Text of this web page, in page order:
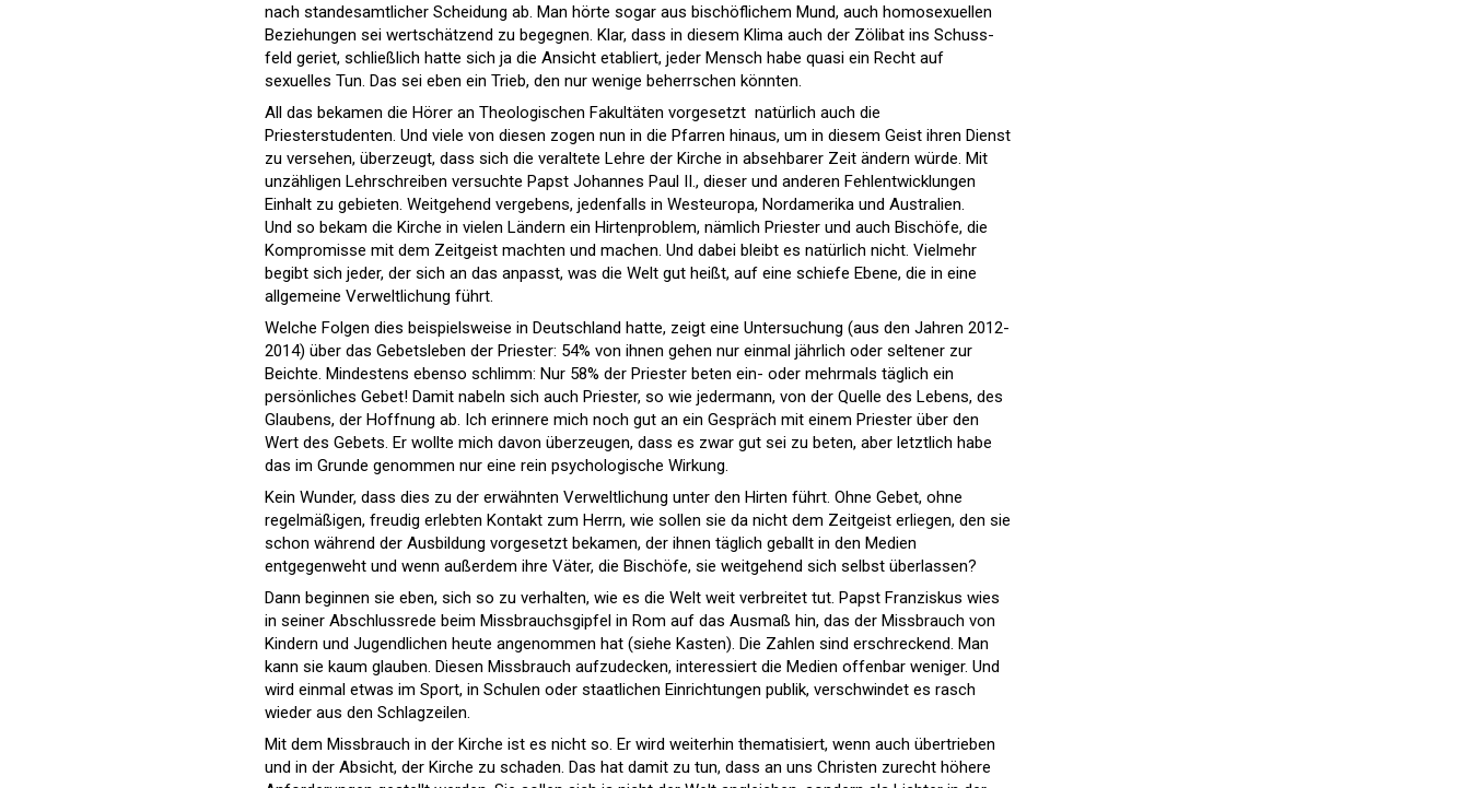
nach standesamtlicher Scheidung ab. Man hörte sogar aus bischöflichem Mund, auch homosexuellen
Beziehungen sei wertschätzend zu begegnen. Klar, dass in diesem Klima auch der Zölibat ins Schuss­
feld geriet, schließlich hatte sich ja die Ansicht etabliert, jeder Mensch habe quasi ein Recht auf
sexuelles Tun. Das sei eben ein Trieb, den nur wenige beherrschen könnten.
All das bekamen die Hörer an Theologischen Fakultäten vorgesetzt  natürlich auch die
Priesterstudenten. Und viele von diesen zogen nun in die Pfarren hinaus, um in diesem Geist ihren Dienst
zu versehen, überzeugt, dass sich die veraltete Lehre der Kirche in absehbarer Zeit ändern würde. Mit
unzähligen Lehrschreiben versuchte Papst Johannes Paul II., dieser und anderen Fehlentwicklungen
Einhalt zu gebieten. Weitgehend vergebens, jedenfalls in Westeuropa, Nordamerika und Australien.
Und so bekam die Kirche in vielen Ländern ein Hirtenproblem, nämlich Priester und auch Bischöfe, die
Kompromisse mit dem Zeitgeist machten und machen. Und dabei bleibt es natürlich nicht. Vielmehr
begibt sich jeder, der sich an das anpasst, was die Welt gut heißt, auf eine schiefe Ebene, die in eine
allgemeine Verweltlichung führt.
Welche Folgen dies beispielsweise in Deutschland hatte, zeigt eine Untersuchung (aus den Jahren 2012-
2014) über das Gebetsleben der Priester: 54% von ihnen gehen nur einmal jährlich oder seltener zur
Beichte. Mindestens ebenso schlimm: Nur 58% der Priester beten ein- oder mehrmals täglich ein
persönliches Gebet! Damit nabeln sich auch Priester, so wie jedermann, von der Quelle des Lebens, des
Glaubens, der Hoffnung ab. Ich erinnere mich noch gut an ein Gespräch mit einem Priester über den
Wert des Gebets. Er wollte mich davon überzeugen, dass es zwar gut sei zu beten, aber letztlich habe
das im Grunde genommen nur eine rein psychologische Wirkung.
Kein Wunder, dass dies zu der erwähnten Verweltlichung unter den Hirten führt. Ohne Gebet, ohne
regelmäßigen, freudig erlebten Kontakt zum Herrn, wie sollen sie da nicht dem Zeitgeist erliegen, den sie
schon während der Ausbildung vorgesetzt bekamen, der ihnen täglich geballt in den Medien
entgegenweht und wenn außerdem ihre Väter, die Bischöfe, sie weitgehend sich selbst überlassen?
Dann beginnen sie eben, sich so zu verhalten, wie es die Welt weit verbreitet tut. Papst Franziskus wies
in seiner Abschluss­rede beim Missbrauchsgipfel in Rom auf das Ausmaß hin, das der Missbrauch von
Kindern und Jugendlichen heute angenommen hat (siehe Kasten). Die Zahlen sind erschreckend. Man
kann sie kaum glauben. Diesen Missbrauch aufzudecken, interessiert die Medien offenbar weniger. Und
wird einmal etwas im Sport, in Schulen oder staatlichen Einrichtungen publik, verschwindet es rasch
wieder aus den Schlagzeilen.
Mit dem Missbrauch in der Kirche ist es nicht so. Er wird weiterhin thematisiert, wenn auch übertrieben
und in der Absicht, der Kirche zu schaden. Das hat damit zu tun, dass an uns Christen zurecht höhere